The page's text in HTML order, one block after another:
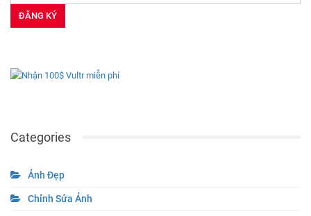
Categories
Ảnh Đẹp
Chỉnh Sửa Ảnh